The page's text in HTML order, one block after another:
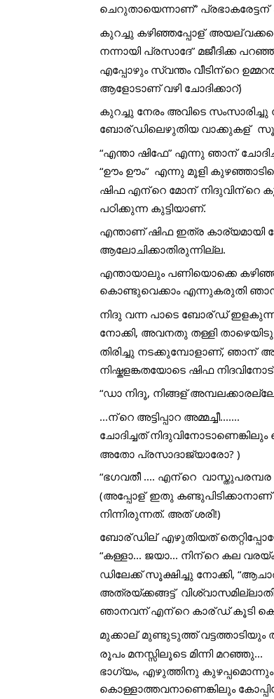
ചെറുതായെന്നാണ്” പ്രഭാകരേട്ടന്
കുറച്ചു കഴിഞ്ഞപ്പോള് അയല്
നന്നായി പ്രസാദേ” മജീദിക്ക
എപ്പോഴും സ്വന്തം വീടിന്റെ
ആളോടാണ് വഴി ചോദിക്കാറ്)
കുറച്ചു നേരം അവിടെ സംസാരിച്ചു
ബോര്ഡിലെഴുതിയ വാക്കുകള്
“എന്താ ഷിഫേ” എന്നു ഞാന്
“ഊം ഊം“  എന്നു മൂളി
ഷിഫ എന്റെ മോന് നിദുവിന്റെ
പഠിക്കുന്ന കുട്ടിയാണ്.
എന്താണ് ഷിഫ ഇത്ര കാര്യമായി
ആലോചിക്കാതിരുന്നില്ല.
എന്തായാലും പണിയൊക്കെ
കൊണ്ടുവെക്കാം എന്നുകരുതി
നിദു വന്ന പാടെ ബോര്ഡ്
നോക്കി, അവനതു തള്ളി
തിരിച്ചു നടക്കുമ്പോളാണ്, ഞാന്
നിഷ്കളങ്കതയോടെ ഷിഫ
“ഡാ നിദൂ, നിങ്ങള്
...ന്റെ അട്ടിപ്പാറ അമ്മച്ചീ.......
ചോദിച്ചത് നിദുവിനോടാണെങ്കിലും
അതോ പ്രസാദാജ്യാരോ? )
“ഭഗവതീ .... എന്റെ  വാസ്തുപരമ്പര
(അപ്പോള് ഇതു
നിന്നിരുന്നത്. അത് ശരി!)
ബോര്ഡില് എഴുതിയത്
“കള്ളാ... ജയാ... നിന്റെ കല
ഡിലേക്ക് സൂക്ഷിച്ചു നോക്കി,
അത്രയ്ക്കങ്ങട്ട്
ഞാനവന് എന്റെ കാര്ഡ് കൂടി
മുക്കാല് മുണ്ടുടുത്ത് വട്ടത്താടിയും
രൂപം മനസ്സിലൂടെ മിന്നി മറഞ്ഞു...
ഭാഗ്യം, എഴുത്തിനു
കൊള്ളാത്തവനാണെങ്കിലും